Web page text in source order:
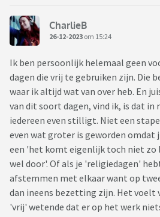
CharlieB
26-12-2023 om 15:24
Ik ben persoonlijk helemaal geen
dagen die vrij te gebruiken zijn. Die
waar ik altijd wat van over heb. En
van dit soort dagen, vind ik, is dat in
iedereen even stilligt. Niet een
even wat groter is geworden omdat
een 'het komt eigenlijk toch niet zo
wel door'. Of als je 'religiedagen'
afstemmen met elkaar want op
dan ineens bezetting zijn. Het voelt
'vrij' wetende dat er op het werk